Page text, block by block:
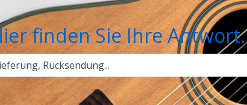
finden Sie Ihre Antwort.
leer ist.